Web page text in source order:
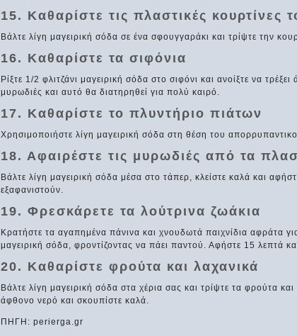
15. Καθαρίστε τις πλαστικές κουρτίνες
Βάλτε λίγη μαγειρική σόδα σε ένα σφουγγαράκι και τρίψτε την
16. Καθαρίστε τα σιφόνια
Ρίξτε 1/2 φλιτζάνι μαγειρική σόδα στο σιφόνι και ανοίξτε να
μυρωδιές και αυτό θα διατηρηθεί για πολύ καιρό.
17. Καθαρίστε το πλυντήριο πιάτων
Χρησιμοποιήστε λίγη μαγειρική σόδα στη θέση του
18. Αφαιρέστε τις μυρωδιές από τα
Βάλτε λίγη μαγειρική σόδα μέσα στο τάπερ, κλείστε καλά και
εξαφανιστούν.
19. Φρεσκάρετε τα λούτρινα ζωάκια
Κρατήστε τα αγαπημένα πάνινα και χνουδωτά παιχνίδια αφράτα
μαγειρική σόδα, φροντίζοντας να πάει παντού. Αφήστε 15 λεπτά
20. Καθαρίστε φρούτα και λαχανικά
Βάλτε λίγη μαγειρική σόδα στα χέρια σας και τρίψτε τα φρούτα
άφθονο νερό και σκουπίστε καλά.
ΠΗΓΗ: perierga.gr